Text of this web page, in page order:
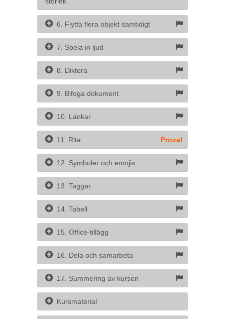
6. Flytta flera objekt samtidigt
7. Spela in ljud
8. Diktera
9. Bifoga dokument
10. Länkar
11. Rita Prova!
12. Symboler och emojis
13. Taggar
14. Tabell
15. Office-tillägg
16. Dela och samarbeta
17. Summering av kursen
Kursmaterial